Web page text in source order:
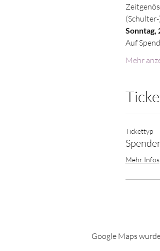
Sonntag,
Auf
Mehr
Tickettyp
Mehr Infos
Google Maps